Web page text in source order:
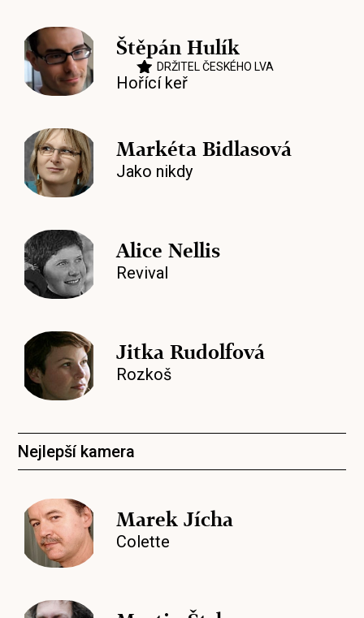
Štěpán Hulík
DRŽITEL ČESKÉHO LVA
Hořící keř
Markéta Bidlasová
Jako nikdy
Alice Nellis
Revival
Jitka Rudolfová
Rozkoš
Nejlepší kamera
Marek Jícha
Colette